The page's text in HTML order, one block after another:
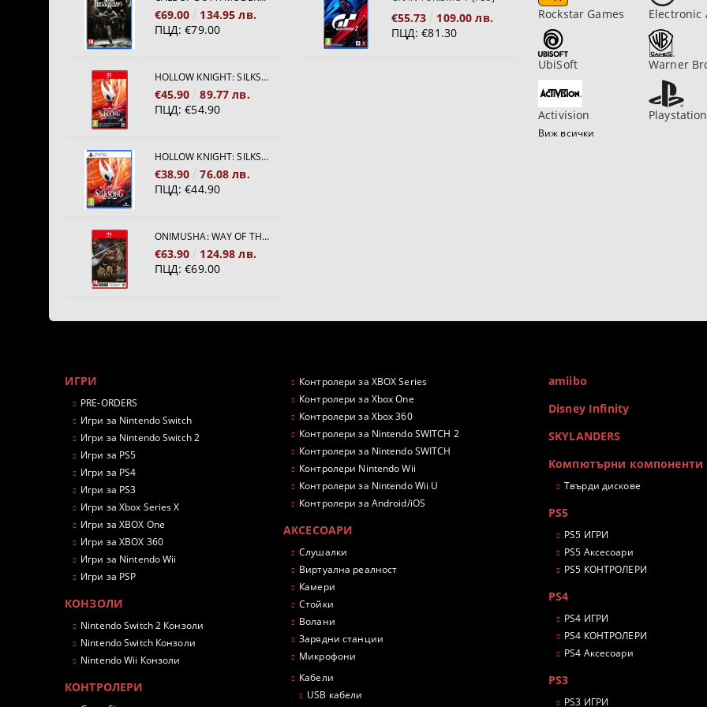
€69.00
134.95 лв.
ПЦД: €79.00
HOLLOW KNIGHT: SILKSONG [NINTENDO SWITCH 2]
€45.90
89.77 лв.
ПЦД: €54.90
HOLLOW KNIGHT: SILKSONG [PS5]
€38.90
76.08 лв.
ПЦД: €44.90
ONIMUSHA: WAY OF THE SWORD [NINTENDO SWITCH 2]
€63.90
124.98 лв.
ПЦД: €69.00
€55.73
109.00 лв.
ПЦД: €81.30
Rockstar Games Electronic
UbiSoft Warner
Activision Playstation
Виж всички
ИГРИ
PRE-ORDERS
Игри за Nintendo Switch
Игри за Nintendo Switch 2
Игри за PS5
Игри за PS4
Игри за PS3
Игри за Xbox Series X
Игри за XBOX One
Игри за XBOX 360
Игри за Nintendo Wii
Игри за PSP
КОНЗОЛИ
Nintendo Switch 2 Конзоли
Nintendo Switch Конзоли
Nintendo Wii Конзоли
КОНТРОЛЕРИ
Контролери за XBOX Series
Контролери за Xbox One
Контролери за Xbox 360
Контролери за Nintendo SWITCH 2
Контролери за Nintendo SWITCH
Контролери Nintendo Wii
Контролери за Nintendo Wii U
Контролери за Android/iOS
АКСЕСОАРИ
Слушалки
Виртуална реалност
Камери
Стойки
Волани
Зарядни станции
Микрофони
Кабели
USB кабели
amiibo
Disney Infinity
SKYLANDERS
Компютърни компоненти
Твърди дискове
PS5
PS5 ИГРИ
PS5 Аксесоари
PS5 КОНТРОЛЕРИ
PS4
PS4 ИГРИ
PS4 КОНТРОЛЕРИ
PS4 Аксесоари
PS3
PS3 ИГРИ